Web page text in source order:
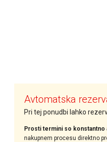
Avtomatska
Pri tej ponudbi lahko
Prosti termini so
nakupnem procesu direktno